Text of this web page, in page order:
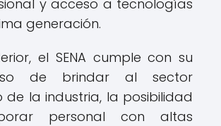
y acceso a tecnologías
generación.
el SENA cumple con su
de brindar al sector
de la industria, la posibilidad
personal con altas